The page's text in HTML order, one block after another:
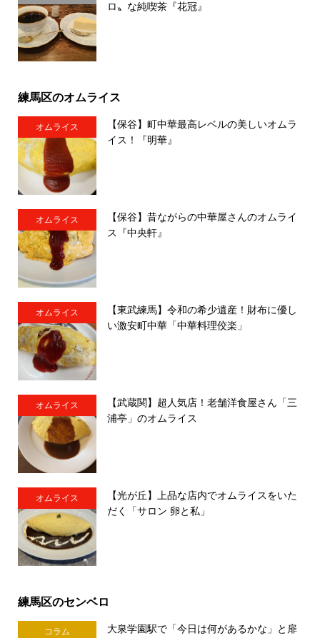
ロ〟な純喫茶『花冠』
練馬区のオムライス
オムライス
【保谷】町中華最高レベルの美しいオムラ
イス！『明華』
オムライス
【保谷】昔ながらの中華屋さんのオムライ
ス『中央軒』
オムライス
【東武練馬】令和の希少遺産！財布に優し
い激安町中華「中華料理佼楽」
オムライス
【武蔵関】超人気店！老舗洋食屋さん「三
浦亭」のオムライス
オムライス
【光が丘】上品な店内でオムライスをいた
だく「サロン 卵と私」
練馬区のセンベロ
コラム
大泉学園駅で「今日は何があるかな」と扉